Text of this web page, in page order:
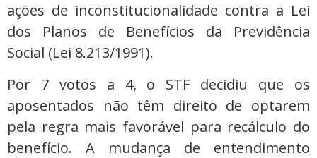
ações de inconstitucionalidade contra a Lei
dos Planos de Benefícios da Previdência
Social (Lei 8.213/1991).
Por 7 votos a 4, o STF decidiu que os
aposentados não têm direito de optarem
pela regra mais favorável para recálculo do
benefício. A mudança de entendimento